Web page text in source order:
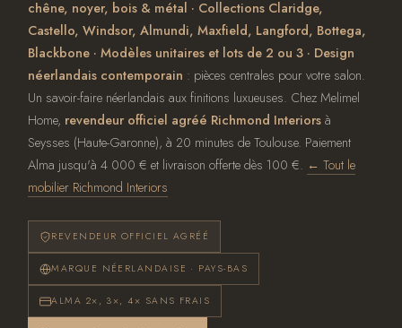
chêne, noyer, bois & métal · Collections Claridge,
Castello, Windsor, Almundi, Maxfield, Langford, Bottega,
Blackbone · Modèles unitaires et lots de 2 ou 3 · Design
néerlandais contemporain : pièces centrales pour votre salon.
Un savoir-faire néerlandais aux finitions luxueuses. Chez Melimel
Home, revendeur officiel agréé Richmond Interiors à
Seysses (Haute-Garonne), à 20 minutes de Toulouse. Paiement
Alma jusqu'à 4 000 € et livraison offerte dès 100 €. ← Tout le
mobilier Richmond Interiors
REVENDEUR OFFICIEL AGRÉÉ
MARQUE NÉERLANDAISE · PAYS-BAS
ALMA 2×, 3×, 4× SANS FRAIS